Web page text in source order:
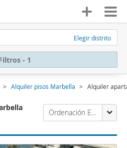
Elegir distrito
- 1
Alquiler pisos Marbella Alquiler
Ordenación Enalquiler